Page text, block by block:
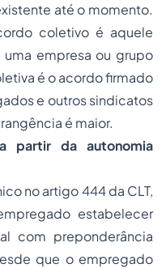
até o momento.
coletivo é aquele
empresa ou grupo
é o acordo firmado
e outros sindicatos
é maior.
partir da autonomia
no artigo 444 da CLT,
estabelecer
com preponderância
que o empregado